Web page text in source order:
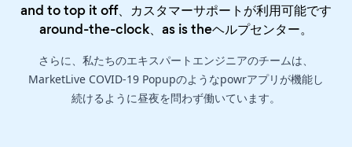
and to top it off、カスタマーサポートが利用可能です
around-the-clock、as is theヘルプセンター。
さらに、私たちのエキスパートエンジニアのチームは、
MarketLive COVID-19 Popupのようなpowrアプリが機能し
続けるように昼夜を問わず働いています。